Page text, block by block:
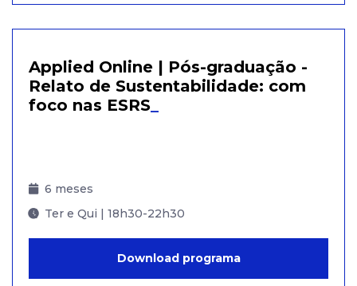
Applied Online | Pós-graduação -
Relato de Sustentabilidade: com
foco nas ESRS
6 meses
Ter e Qui | 18h30-22h30
Download programa